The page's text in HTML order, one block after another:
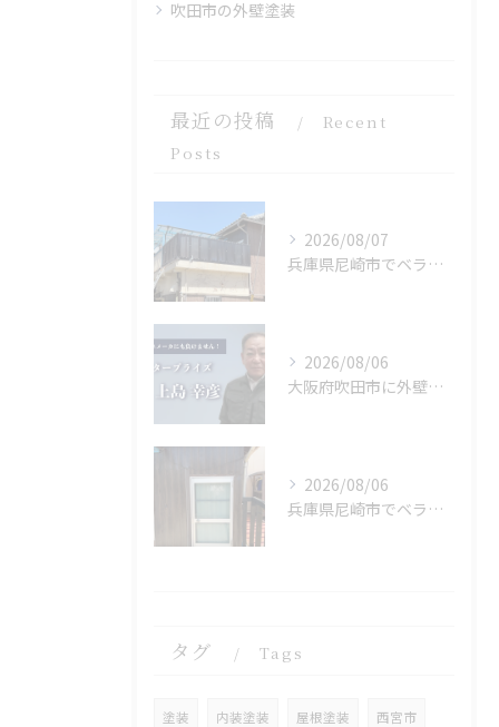
吹田市の外壁塗装
最近の投稿
Recent
Posts
2026/08/07
兵庫県尼崎市でベランダリフォームを完工しました。
2026/08/06
大阪府吹田市に外壁フル塗装､シーリング工事､ベランダ簡易防水工事､エアコン脱却の現地調査に行きました。
2026/08/06
兵庫県尼崎市でベランダリフォームを施工してます。
タグ Tags
塗装 内装塗装 屋根塗装 西宮市